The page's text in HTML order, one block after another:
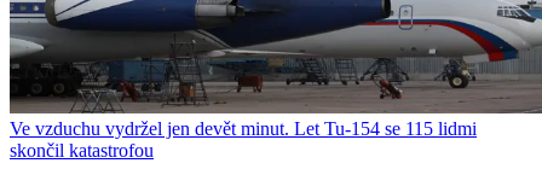
Ve vzduchu vydržel jen devět minut. Let Tu-154 se 115 lidmi
skončil katastrofou